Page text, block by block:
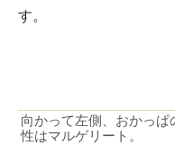
す。
向かって左側、おかっ
性はマルゲリート。